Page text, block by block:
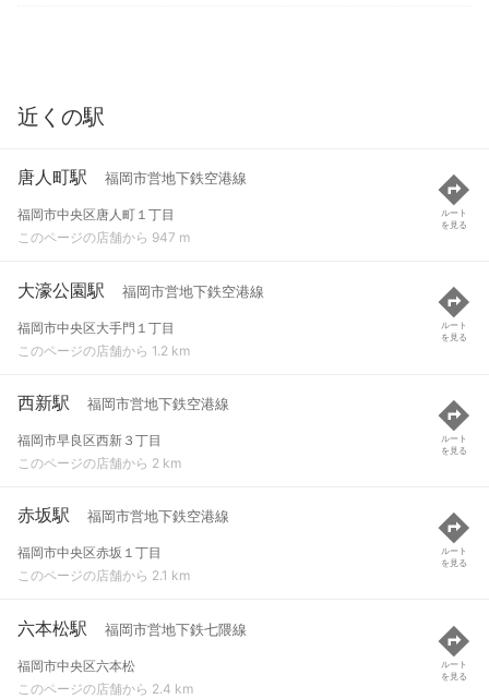
近くの駅
唐人町駅 福岡市営地下鉄空港線
福岡市中央区唐人町１丁目
このページの店舗から 947 m
ルート
を見る
大濠公園駅 福岡市営地下鉄空港線
福岡市中央区大手門１丁目
このページの店舗から 1.2 km
ルート
を見る
西新駅 福岡市営地下鉄空港線
福岡市早良区西新３丁目
このページの店舗から 2 km
ルート
を見る
赤坂駅 福岡市営地下鉄空港線
福岡市中央区赤坂１丁目
このページの店舗から 2.1 km
ルート
を見る
六本松駅 福岡市営地下鉄七隈線
福岡市中央区六本松
このページの店舗から 2.4 km
ルート
を見る